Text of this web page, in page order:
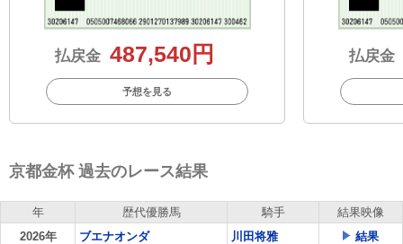
払戻金 487,540円
予想を見る
払戻金
京都金杯 過去のレース結果
年 歴代優勝馬 騎手
結果映像
2026年
ブエナオンダ 川田将雅
結果